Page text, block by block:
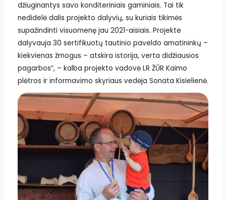
džiuginantys savo konditeriniais gaminiais. Tai tik
nedidelė dalis projekto dalyvių, su kuriais tikimės
supažindinti visuomenę jau 2021-aisiais. Projekte
dalyvauja 30 sertifikuotų tautinio paveldo amatininkų –
kiekvienas žmogus – atskira istorija, verta didžiausios
pagarbos“, – kalba projekto vadovė LR ŽŪR Kaimo
plėtros ir informavimo skyriaus vedėja Sonata Kisielienė.